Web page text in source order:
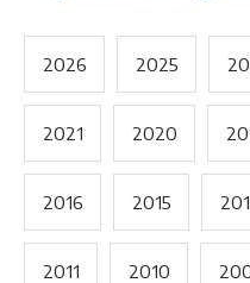
2026 2025
2021 2020
2016 2015
2011 2010